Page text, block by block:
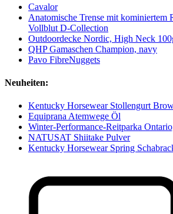
Cavalor
Anatomische Trense mit kominiertem
Vollblut D-Collection
Outdoordecke Nordic, High Neck
QHP Gamaschen Champion, navy
Pavo FibreNuggets
Neuheiten:
Kentucky Horsewear Stollengurt
Equiprana Atemwege Öl
Winter-Performance-Reitparka
NATUSAT Shiitake Pulver
Kentucky Horsewear Spring